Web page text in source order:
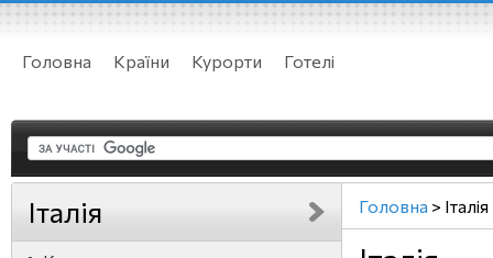
Головна Країни Курорти Готелі
Італія Головна > Італія